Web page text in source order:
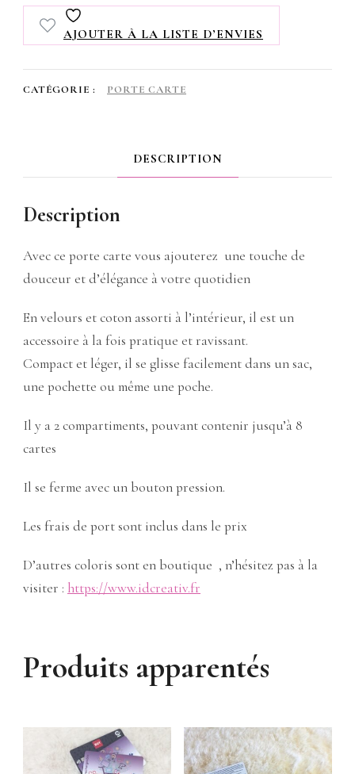
carte
en
velours
AJOUTER À LA LISTE D’ENVIES
CATÉGORIE : PORTE CARTE
DESCRIPTION
Description
Avec ce porte carte vous ajouterez une touche de
douceur et d’élégance à votre quotidien
En velours et coton assorti à l’intérieur, il est un
accessoire à la fois pratique et ravissant.
Compact et léger, il se glisse facilement dans un sac,
une pochette ou même une poche.
Il y a 2 compartiments, pouvant contenir jusqu’à 8
cartes
Il se ferme avec un bouton pression.
Les frais de port sont inclus dans le prix
D’autres coloris sont en boutique , n’hésitez pas à la
visiter : https://www.idcreativ.fr
Produits apparentés